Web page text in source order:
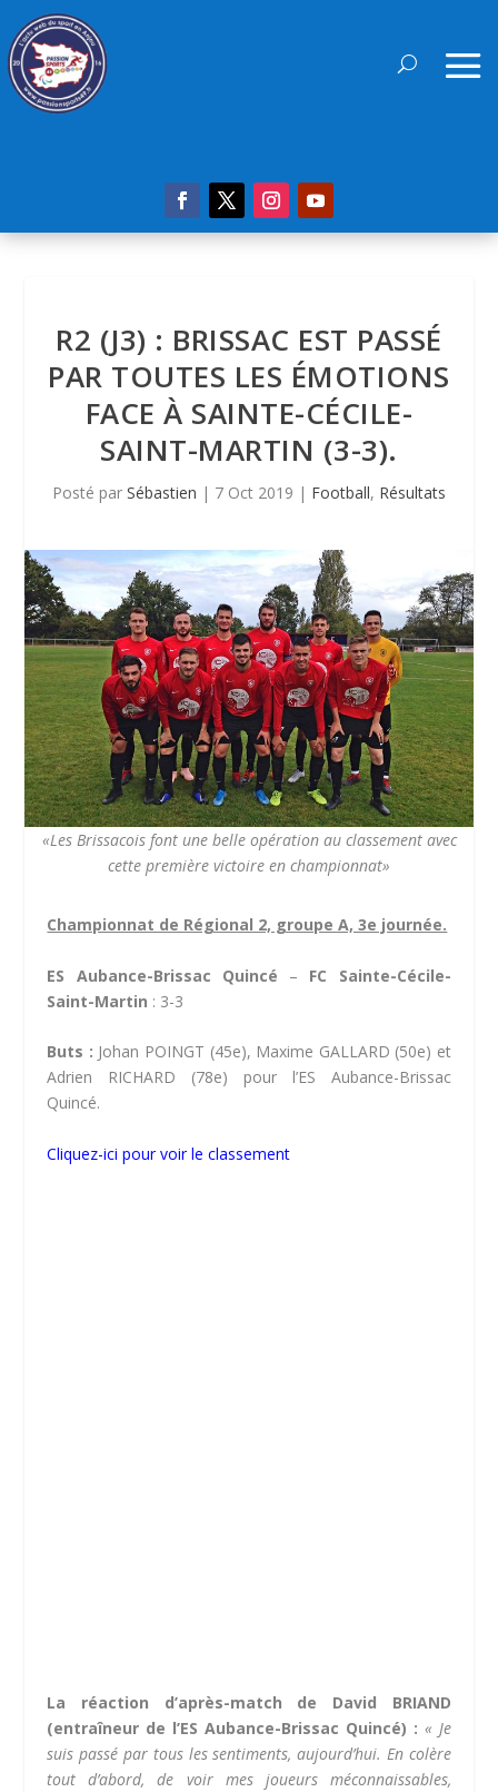
R2 (J3) : BRISSAC EST PASSÉ
PAR TOUTES LES ÉMOTIONS
FACE À SAINTE-CÉCILE-
SAINT-MARTIN (3-3).
Posté par Sébastien | 7 Oct 2019 | Football, Résultats
«Les Brissacois font une belle opération au classement avec
cette première victoire en championnat»
Championnat de Régional 2, groupe A, 3e journée.
ES Aubance-Brissac Quincé – FC Sainte-Cécile-
Saint-Martin : 3-3
Buts : Johan POINGT (45e), Maxime GALLARD (50e) et
Adrien RICHARD (78e) pour l’ES Aubance-Brissac
Quincé.
Cliquez-ici pour voir le classement
La réaction d’après-match de David BRIAND
(entraîneur de l’ES Aubance-Brissac Quincé) : « Je
suis passé par tous les sentiments, aujourd’hui. En colère
tout d’abord, de voir mes joueurs méconnaissables,